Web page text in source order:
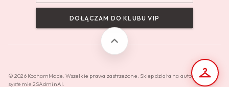
DOŁĄCZAM DO KLUBU VIP
© 2026 KochamMode. Wszelkie prawa zastrzeżone. Sklep działa na autorskim
systemie 2SAdminAI.